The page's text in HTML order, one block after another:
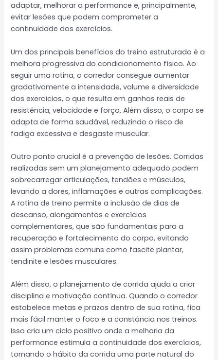
adaptar, melhorar a performance e, principalmente,
evitar lesões que podem comprometer a
continuidade dos exercícios.
Um dos principais benefícios do treino estruturado é a
melhora progressiva do condicionamento físico. Ao
seguir uma rotina, o corredor consegue aumentar
gradativamente a intensidade, volume e diversidade
dos exercícios, o que resulta em ganhos reais de
resistência, velocidade e força. Além disso, o corpo se
adapta de forma saudável, reduzindo o risco de
fadiga excessiva e desgaste muscular.
Outro ponto crucial é a prevenção de lesões. Corridas
realizadas sem um planejamento adequado podem
sobrecarregar articulações, tendões e músculos,
levando a dores, inflamações e outras complicações.
A rotina de treino permite a inclusão de dias de
descanso, alongamentos e exercícios
complementares, que são fundamentais para a
recuperação e fortalecimento do corpo, evitando
assim problemas comuns como fascite plantar,
tendinite e lesões musculares.
Além disso, o planejamento de corrida ajuda a criar
disciplina e motivação contínua. Quando o corredor
estabelece metas e prazos dentro de sua rotina, fica
mais fácil manter o foco e a constância nos treinos.
Isso cria um ciclo positivo onde a melhoria da
performance estimula a continuidade dos exercícios,
tornando o hábito da corrida uma parte natural do